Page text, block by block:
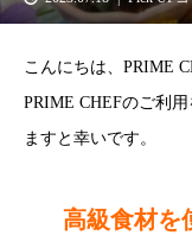
こんにちは、PRIME
PRIME CHEFのご利
ますと幸いです。
高級食材を